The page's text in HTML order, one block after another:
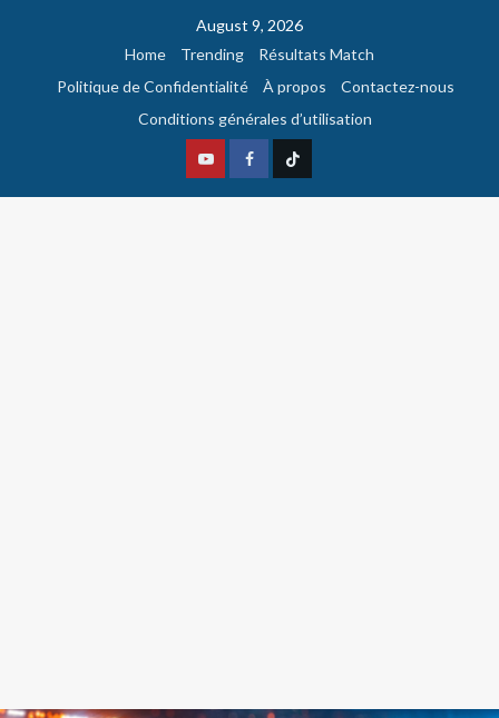
August 9, 2026
Home
Trending
Résultats Match
Politique de Confidentialité
À propos
Contactez-nous
Conditions générales d’utilisation